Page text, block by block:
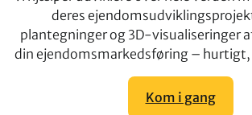
deres
plantegninger og 3D-visualiseringer
din ejendomsmarkedsføring –
Kom i gang